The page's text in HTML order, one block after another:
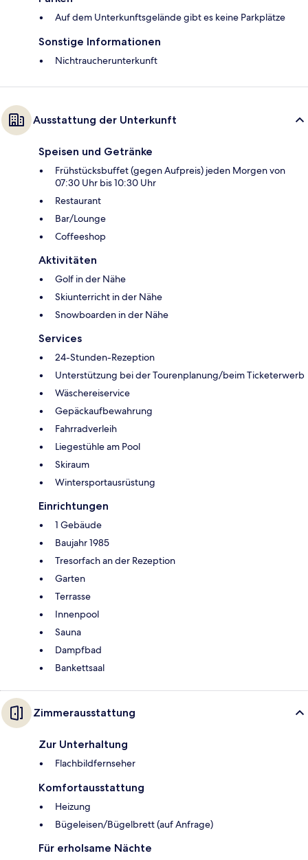
Auf dem Unterkunftsgelände gibt es keine Parkplätze
Sonstige Informationen
Nichtraucherunterkunft
Ausstattung der Unterkunft
Speisen und Getränke
Frühstücksbuffet (gegen Aufpreis) jeden Morgen von
07:30 Uhr bis 10:30 Uhr
Restaurant
Bar/Lounge
Coffeeshop
Aktivitäten
Golf in der Nähe
Skiunterricht in der Nähe
Snowboarden in der Nähe
Services
24-Stunden-Rezeption
Unterstützung bei der Tourenplanung/beim Ticketerwerb
Wäschereiservice
Gepäckaufbewahrung
Fahrradverleih
Liegestühle am Pool
Skiraum
Wintersportausrüstung
Einrichtungen
1 Gebäude
Baujahr 1985
Tresorfach an der Rezeption
Garten
Terrasse
Innenpool
Sauna
Dampfbad
Bankettsaal
Zimmerausstattung
Zur Unterhaltung
Flachbildfernseher
Komfortausstattung
Heizung
Bügeleisen/Bügelbrett (auf Anfrage)
Für erholsame Nächte